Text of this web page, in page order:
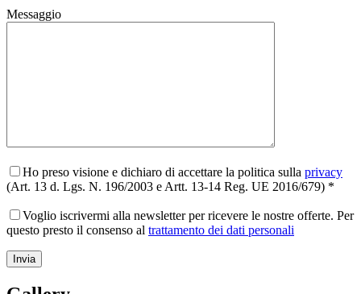
Messaggio
Ho preso visione e dichiaro di accettare la politica sulla privacy
(Art. 13 d. Lgs. N. 196/2003 e Artt. 13-14 Reg. UE 2016/679) *
Voglio iscrivermi alla newsletter per ricevere le nostre offerte. Per
questo presto il consenso al trattamento dei dati personali